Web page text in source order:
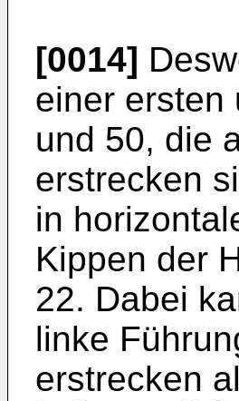
[0014]
einer ersten
und 50, die
erstrecken
in
Kippen der
22. Dabei
linke
erstrecken